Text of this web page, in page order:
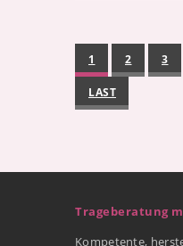
1 2 3
LAST
Trageberatung
Kompetente,